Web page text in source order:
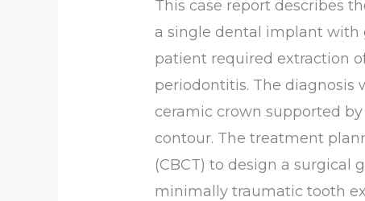
This case report describes
a single dental implant with
patient required extraction
periodontitis. The diagnosis
ceramic crown supported
contour. The treatment
(CBCT) to design a surgical
minimally traumatic tooth